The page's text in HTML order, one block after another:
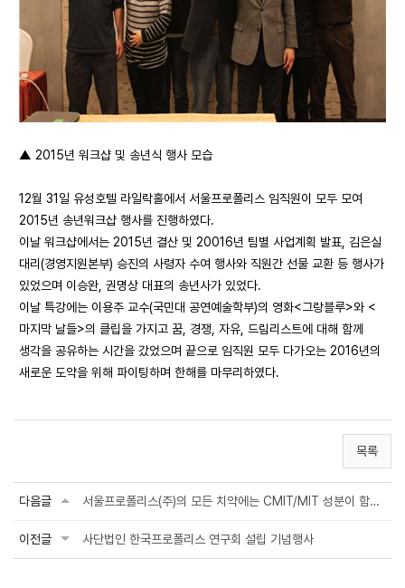
▲ 2015년 워크샵 및 송년식 행사 모습
12월 31일 유성호텔 라일락홀에서 서울프로폴리스 임직원이 모두 모여
2015년 송년워크샵 행사를 진행하였다.
이날 워크샵에서는 2015년 결산 및 20016년 팀별 사업계획 발표, 김은실
대리(경영지원본부) 승진의 사령자 수여 행사와 직원간 선물 교환 등 행사가
있었으며 이승완, 권명상 대표의 송년사가 있었다.
이날 특강에는 이용주 교수(국민대 공연예술학부)의 영화<그랑블루>와 <
마지막 날들>의 클립을 가지고 꿈, 경쟁, 자유, 드림리스트에 대해 함께
생각을 공유하는 시간을 갔었으며 끝으로 임직원 모두 다가오는 2016년의
새로운 도약을 위해 파이팅하며 한해를 마무리하였다.
목록
다음글 서울프로폴리스(주)의 모든 치약에는 CMIT/MIT 성분이 함유되어 있지 않습니다.
이전글 사단법인 한국프로폴리스 연구회 설립 기념행사